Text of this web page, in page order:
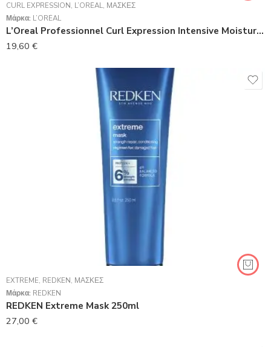
CURL EXPRESSION, L’ORÉAL, ΜΆΣΚΕΣ
Μάρκα: L’ORÉAL
L’Oreal Professionnel Curl Expression Intensive ​Moisturizer Rich Mask 250ml
19,60 €
EXTREME, REDKEN, ΜΆΣΚΕΣ
Μάρκα: REDKEN
REDKEN Extreme Mask 250ml
27,00 €